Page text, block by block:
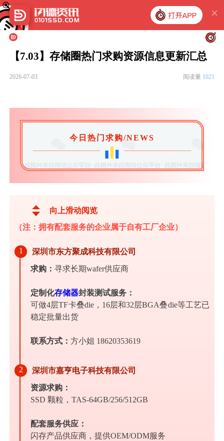
【7.03】存储圈热门求购资源信息更新汇总
2026-07-03 阅读量 1021
今日热门求购/NEWS
向上滑动阅览
（注：拥有配套服务的企业属于自有工厂企业）
1 深圳市东方聚成科技有限公司
求购：寻求长期wafer供应商
定制化存储器封装测试服务：
可做4层TF卡叠die，16层和32层BGA叠die等工艺已
稳定批量出货
联系方式：方小姐 18620353619
2 深圳市嘉亨电子科技有限公司
资源求购：
SSD 颗粒，TAS-64GB/256/512GB
配套服务供应：
闪存产品供应商，提供OEM/ODM服务